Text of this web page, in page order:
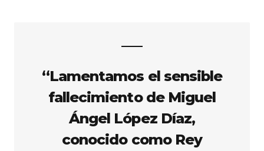
“Lamentamos el sensible
fallecimiento de Miguel
Ángel López Díaz,
conocido como Rey